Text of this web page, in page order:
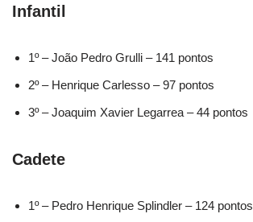
Infantil
1º – João Pedro Grulli – 141 pontos
2º – Henrique Carlesso – 97 pontos
3º – Joaquim Xavier Legarrea – 44 pontos
Cadete
1º – Pedro Henrique Splindler – 124 pontos